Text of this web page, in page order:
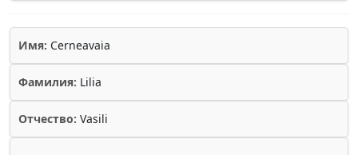
Имя: Cerneavaia
Фамилия: Lilia
Отчество: Vasili